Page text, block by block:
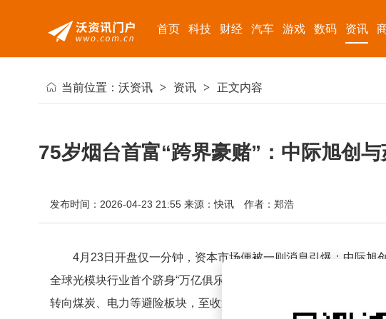
首页 科技 财经 汽车 游戏 数码 资讯
当前位置： 沃资讯 > 资讯 > 正文内容
75岁烟台首富“跨界豪赌”：中际旭创
发布时间：2026-04-23 21:55 来源：快讯 作者：郑浩
4月23日开盘仅一分钟，资本市场便被一则消息引爆：中际旭
全球光模块行业首个跻身“万亿俱乐部”的企业。然而，这场狂欢
转向煤炭、电力等避险板块，至收盘时中际旭创市值回落至9989